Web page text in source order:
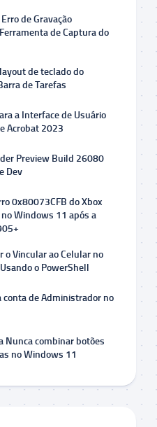
de Gravação
de Captura do
de teclado do
de Tarefas
a Interface de Usuário
Acrobat 2023
Preview Build 26080
Dev
0x80073CFB do Xbox
Windows 11 após a
o Vincular ao Celular no
o PowerShell
conta de Administrador no
Nunca combinar botões
no Windows 11